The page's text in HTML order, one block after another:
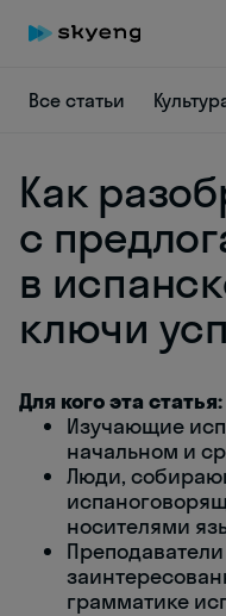
Все статьи
Как
с
в
ключи
Для кого эта статья:
Изучающие
начальном и
Люди,
носителями
грамматике
online